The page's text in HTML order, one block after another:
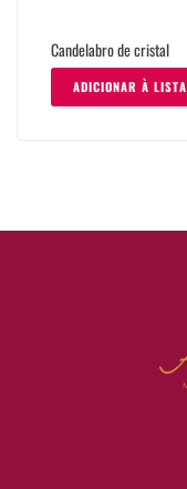
Candelabro de cristal
ADICIONAR À LISTA